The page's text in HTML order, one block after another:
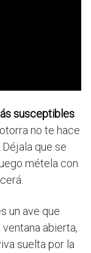
susceptibles
no te hace
que se
métela con
un ave que
abierta,
suelta por la